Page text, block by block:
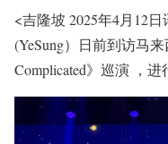
<吉隆坡 2025年4月12
(YeSung）日前到访马
Complicated》巡演 ，进